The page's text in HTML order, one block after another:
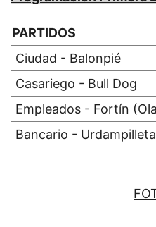
PARTIDOS
Ciudad - Balonpié
Casariego - Bull Dog
Empleados - Fortín
Bancario - Urdampilleta